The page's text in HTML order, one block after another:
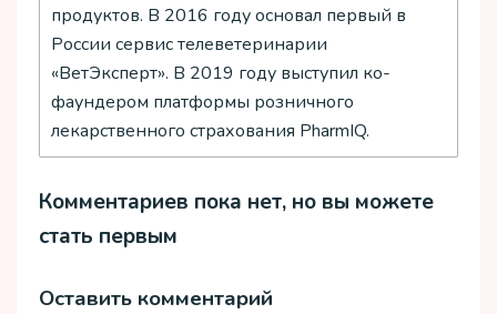
продуктов. В 2016 году основал первый в
России сервис телеветеринарии
«ВетЭксперт». В 2019 году выступил ко-
фаундером платформы розничного
лекарственного страхования PharmIQ.
Комментариев пока нет, но вы можете
стать первым
Оставить комментарий